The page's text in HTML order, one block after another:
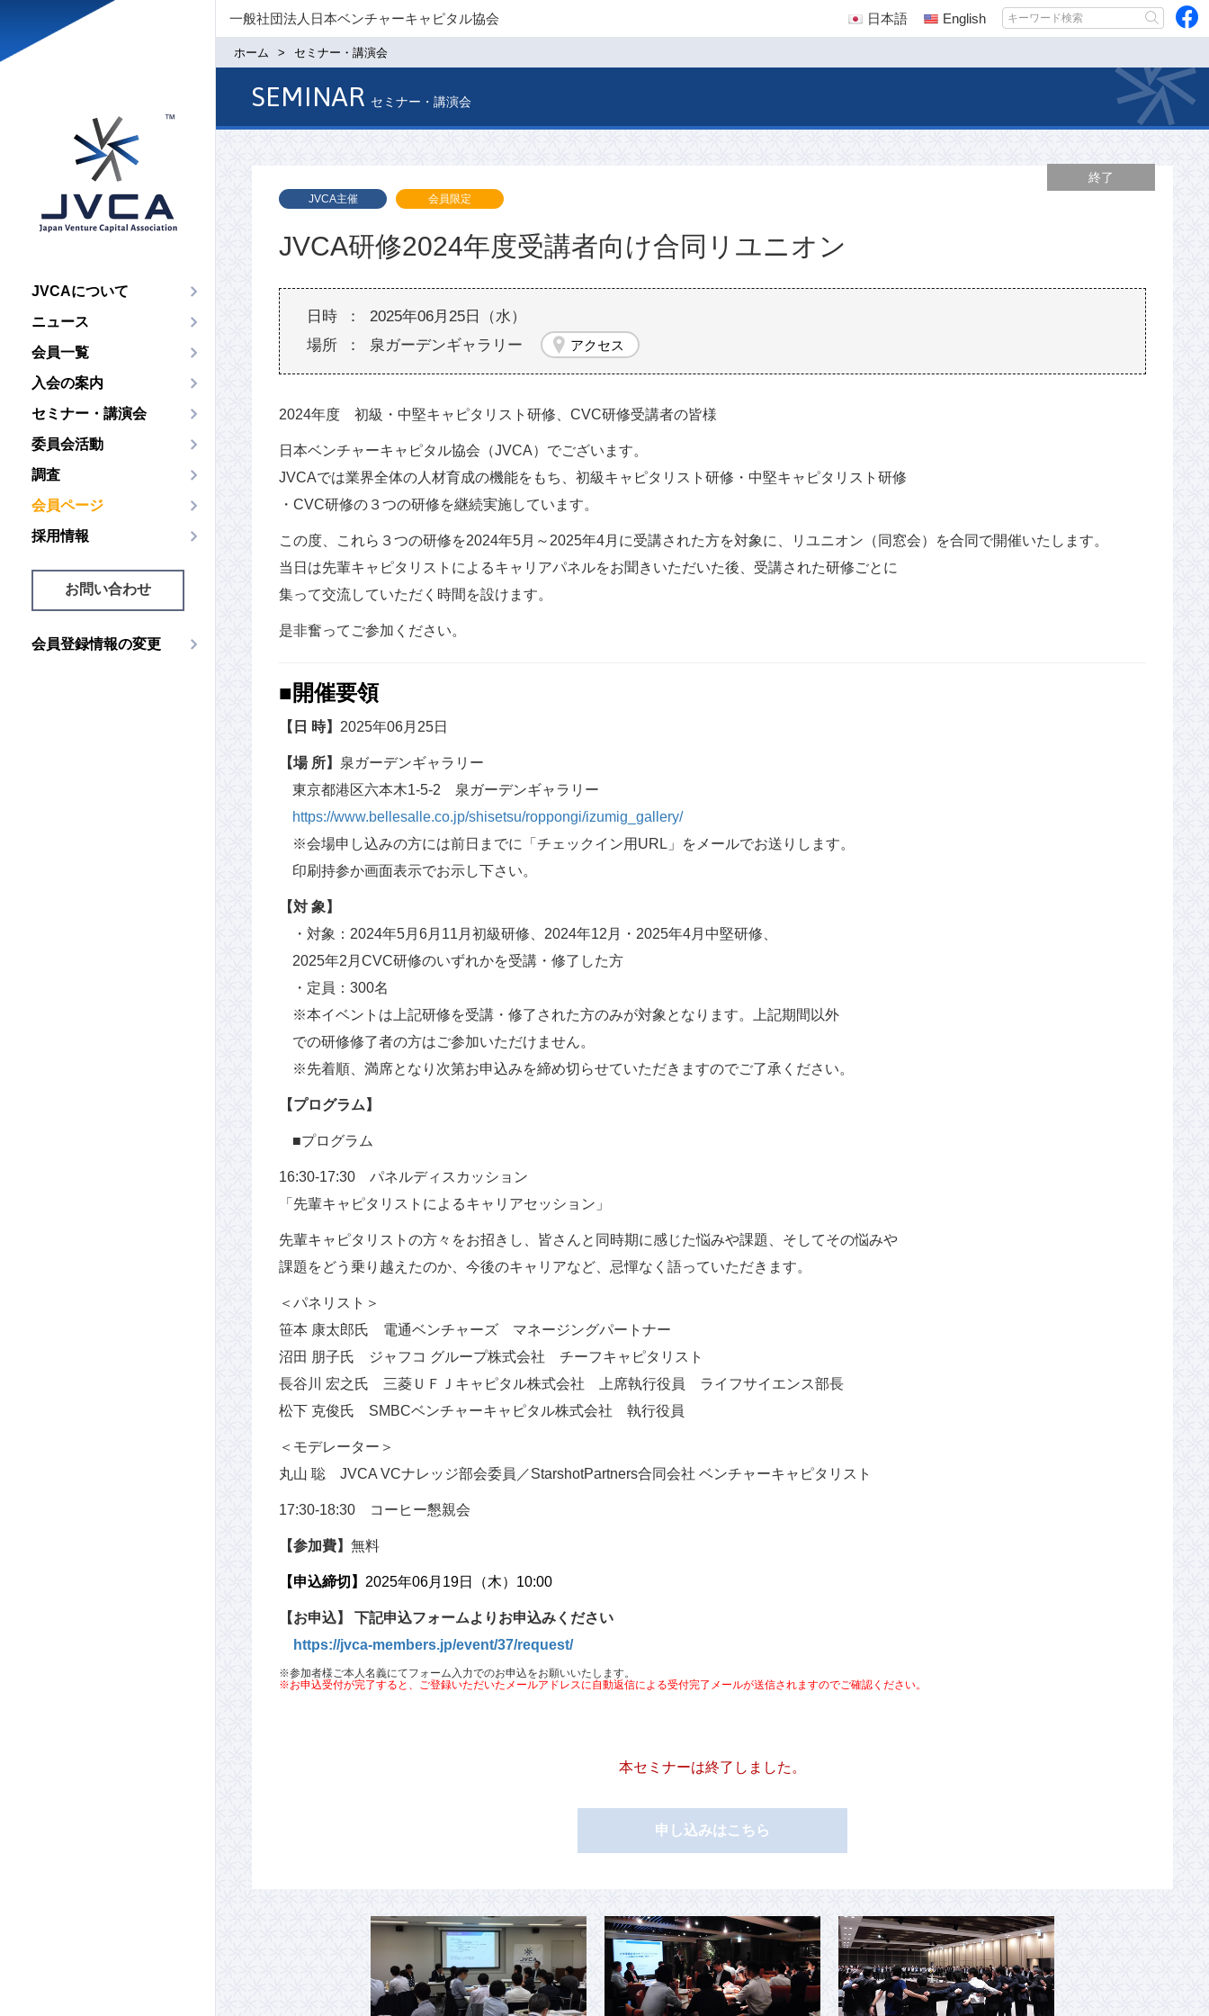
JVCAについて
ニュース
会員一覧
入会の案内
セミナー・講演会
委員会活動
調査
会員ページ
採用情報
お問い合わせ
会員登録情報の変更
一般社団法人日本ベンチャーキャピタル協会 日本語 English
ホーム セミナー・講演会
SEMINAR セミナー・講演会
JVCA主催
終了
会員限定
JVCA研修2024年度受講者向け合同リユニオン
2025年06月25日（水）
泉ガーデンギャラリー
アクセス
2024年度 初級・中堅キャピタリスト研修、CVC研修受講者の皆様
日本ベンチャーキャピタル協会（JVCA）でございます。
JVCAでは業界全体の人材育成の機能をもち、初級キャピタリスト研修・中堅キャピタリスト研修
・CVC研修の３つの研修を継続実施しています。
この度、これら３つの研修を2024年5月～2025年4月に受講された方を対象に、リユニオン（同窓会）を合同で開催いたします。
当日は先輩キャピタリストによるキャリアパネルをお聞きいただいた後、受講された研修ごとに
集って交流していただく時間を設けます。
是非奮ってご参加ください。
■開催要領
【日 時】 2025年06月25日
【場 所】 泉ガーデンギャラリー
東京都港区六本木1-5-2 泉ガーデンギャラリー
https://www.bellesalle.co.jp/shisetsu/roppongi/izumig_gallery/
※会場申し込みの方には前日までに「チェックイン用URL」をメールでお送りします。
印刷持参か画面表示でお示し下さい。
【対 象】
・対象：2024年5月6月11月初級研修、2024年12月・2025年4月中堅研修、
2025年2月CVC研修のいずれかを受講・修了した方
・定員：300名
※本イベントは上記研修を受講・修了された方のみが対象となります。上記期間以外
での研修修了者の方はご参加いただけません。
※先着順、満席となり次第お申込みを締め切らせていただきますのでご了承ください。
【プログラム】
■プログラム
16:30-17:30 パネルディスカッション
「先輩キャピタリストによるキャリアセッション」
先輩キャピタリストの方々をお招きし、皆さんと同時期に感じた悩みや課題、そしてその悩みや
課題をどう乗り越えたのか、今後のキャリアなど、忌憚なく語っていただきます。
＜パネリスト＞
笹本 康太郎氏 電通ベンチャーズ マネージングパートナー
沼田 朋子氏 ジャフコ グループ株式会社 チーフキャピタリスト
長谷川 宏之氏 三菱ＵＦＪキャピタル株式会社 上席執行役員 ライフサイエンス部長
松下 克俊氏 SMBCベンチャーキャピタル株式会社 執行役員
＜モデレーター＞
丸山 聡 JVCA VCナレッジ部会委員／StarshotPartners合同会社 ベンチャーキャピタリスト
17:30-18:30 コーヒー懇親会
【参加費】 無料
【申込締切】 2025年06月19日（木）10:00
【お申込】
下記申込フォームよりお申込みください
https://jvca-members.jp/event/37/request/
※参加者様ご本人名義にてフォーム入力でのお申込をお願いいたします。
※お申込受付が完了すると、ご登録いただいたメールアドレスに自動返信による受付完了メールが送信されますのでご確認ください。
本セミナーは終了しました。
申し込みはこちら